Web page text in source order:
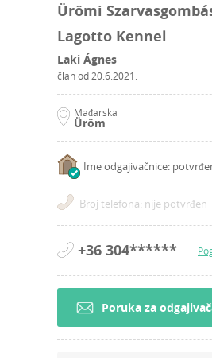
Ürömi
Lagotto Kennel
Laki Ágnes
član od20.6.2021.
Mađarska
Üröm
Ime odgajivačnice:
Broj telefona: nije potvrđen
+36 304******
Poruka za